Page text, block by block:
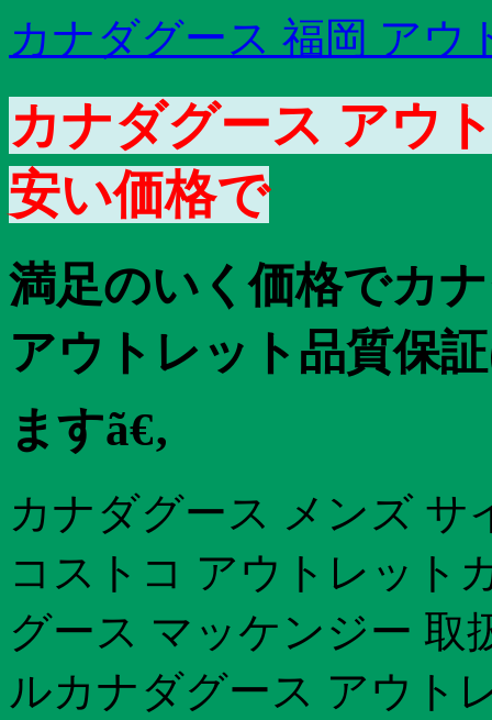
カナダグース 福岡 アウ
カナダグース アウ
安い価格で
満足のいく価格でカ
アウトレット品質保
ますã€‚
カナダグース メンズ
コストコ アウトレット
グース マッケンジー 取
ルカナダグース アウト